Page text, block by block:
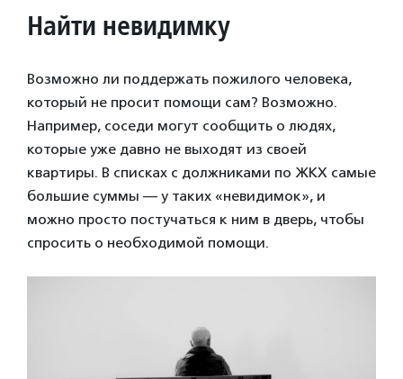
Найти невидимку
Возможно ли поддержать пожилого человека,
который не просит помощи сам? Возможно.
Например, соседи могут сообщить о людях,
которые уже давно не выходят из своей
квартиры. В списках с должниками по ЖКХ самые
большие суммы — у таких «невидимок», и
можно просто постучаться к ним в дверь, чтобы
спросить о необходимой помощи.